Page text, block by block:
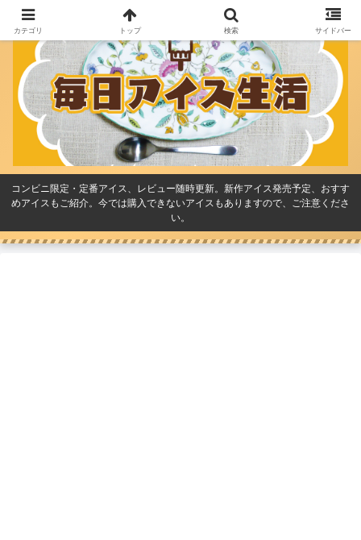
コンビニ限定・定番アイス、レビュー随時更新。新作アイス発売予定、おすす
めアイスもご紹介。今では購入できないアイスもありますので、ご注意くださ
い。
カテゴリ トップ 検索 サイドバー